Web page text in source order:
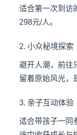
适合第一次到访
298元/人。
2. 小众秘境探索
避开人潮，前往
留着原始风光，
3. 亲子互动体验
适合带孩子一同